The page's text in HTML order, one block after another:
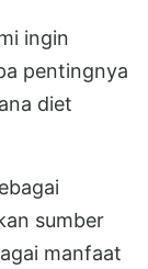
ingin
pentingnya
diet
sumber
manfaat